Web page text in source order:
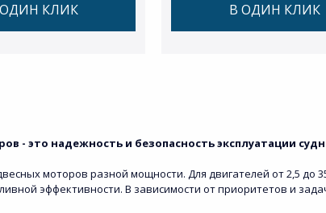
КЛИК В ОДИН КЛИК
- это надежность и безопасность эксплуатации
моторов разной мощности. Для двигателей от 2,5 до
эффективности. В зависимости от приоритетов и